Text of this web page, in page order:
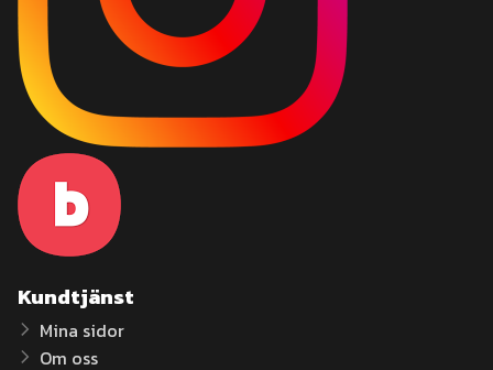
Kundtjänst
Mina sidor
Om oss